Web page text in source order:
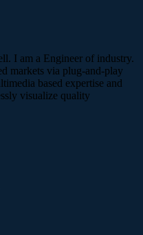
I am a Engineer of industry.
markets via plug-and-play
based expertise and
visualize quality